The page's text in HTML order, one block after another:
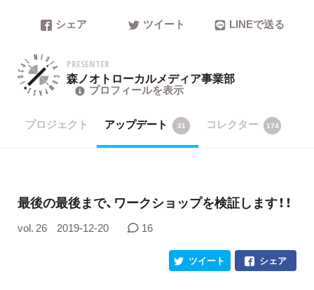
シェア ツイート LINEで送る
PRESENTER
森ノオトローカルメディア事業部
プロフィールを表示
プロジェクト アップデート 31 コレクター 174
最後の最後まで、ワークショップを検証します！！
vol. 26 2019-12-20 16
シェア
ツイート